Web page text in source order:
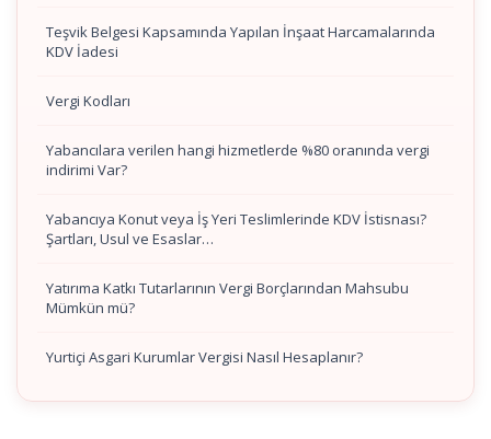
Teşvik Belgesi Kapsamında Yapılan İnşaat Harcamalarında
KDV İadesi
Vergi Kodları
Yabancılara verilen hangi hizmetlerde %80 oranında vergi
indirimi Var?
Yabancıya Konut veya İş Yeri Teslimlerinde KDV İstisnası?
Şartları, Usul ve Esaslar…
Yatırıma Katkı Tutarlarının Vergi Borçlarından Mahsubu
Mümkün mü?
Yurtiçi Asgari Kurumlar Vergisi Nasıl Hesaplanır?